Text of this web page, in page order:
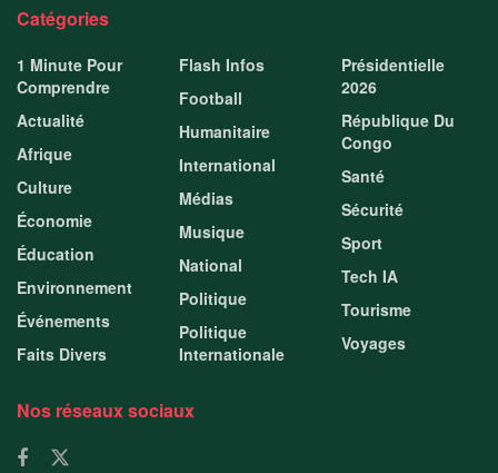
Catégories
1 Minute Pour
Comprendre
Actualité
Afrique
Culture
Économie
Éducation
Environnement
Événements
Faits Divers
Flash Infos
Football
Humanitaire
International
Médias
Musique
National
Politique
Politique
Internationale
Présidentielle
2026
République Du
Congo
Santé
Sécurité
Sport
Tech IA
Tourisme
Voyages
Nos réseaux sociaux